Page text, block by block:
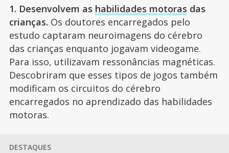
1. Desenvolvem as habilidades motoras das
crianças. Os doutores encarregados pelo
estudo captaram neuroimagens do cérebro
das crianças enquanto jogavam videogame.
Para isso, utilizavam ressonâncias magnéticas.
Descobriram que esses tipos de jogos também
modificam os circuitos do cérebro
encarregados no aprendizado das habilidades
motoras.
DESTAQUES